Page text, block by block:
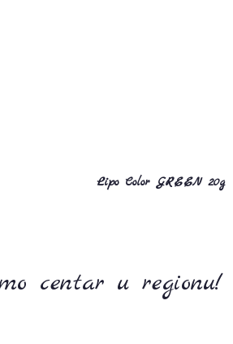
Lipo Color GREEN 20g
centar u regionu!